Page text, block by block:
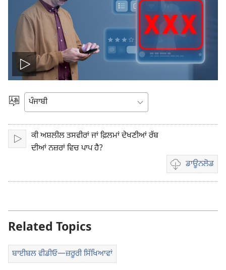
ਵੀਡੀਓ
ਚਲਾਓ
ਭਾਸ਼ਾ
ਚਲਾਓ
ਕੀ ਅਸ਼ਲੀਲ ਤਸਵੀਰਾਂ ਜਾਂ ਫ਼ਿਲਮਾਂ ਦੇਖਣੀਆਂ ਰੱਬ
ਦੀਆਂ ਨਜ਼ਰਾਂ ਵਿਚ ਪਾਪ ਹੈ?
ਡਾਊਨਲੋਡ
ਵੀਡੀਓ
ਰਿਕਾਰਡਿੰਗ
ਡਾਊਨਲੋਡ
Related Topics
ਬਾਈਬਲ ਵੀਡੀਓ—ਜ਼ਰੂਰੀ ਸਿੱਖਿਆਵਾਂ